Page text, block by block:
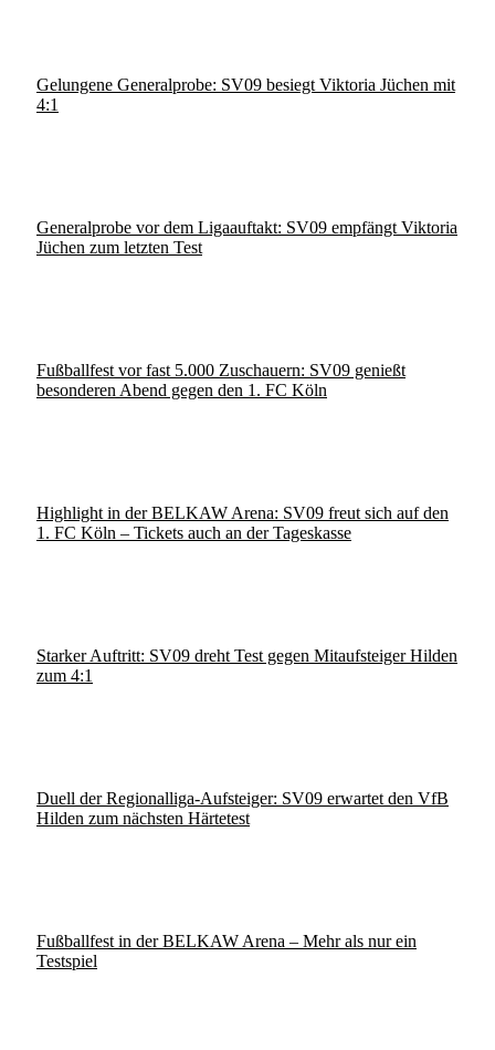
Gelungene Generalprobe: SV09 besiegt Viktoria Jüchen mit
4:1
Generalprobe vor dem Ligaauftakt: SV09 empfängt Viktoria
Jüchen zum letzten Test
Fußballfest vor fast 5.000 Zuschauern: SV09 genießt
besonderen Abend gegen den 1. FC Köln
Highlight in der BELKAW Arena: SV09 freut sich auf den
1. FC Köln – Tickets auch an der Tageskasse
Starker Auftritt: SV09 dreht Test gegen Mitaufsteiger Hilden
zum 4:1
Duell der Regionalliga-Aufsteiger: SV09 erwartet den VfB
Hilden zum nächsten Härtetest
Fußballfest in der BELKAW Arena – Mehr als nur ein
Testspiel